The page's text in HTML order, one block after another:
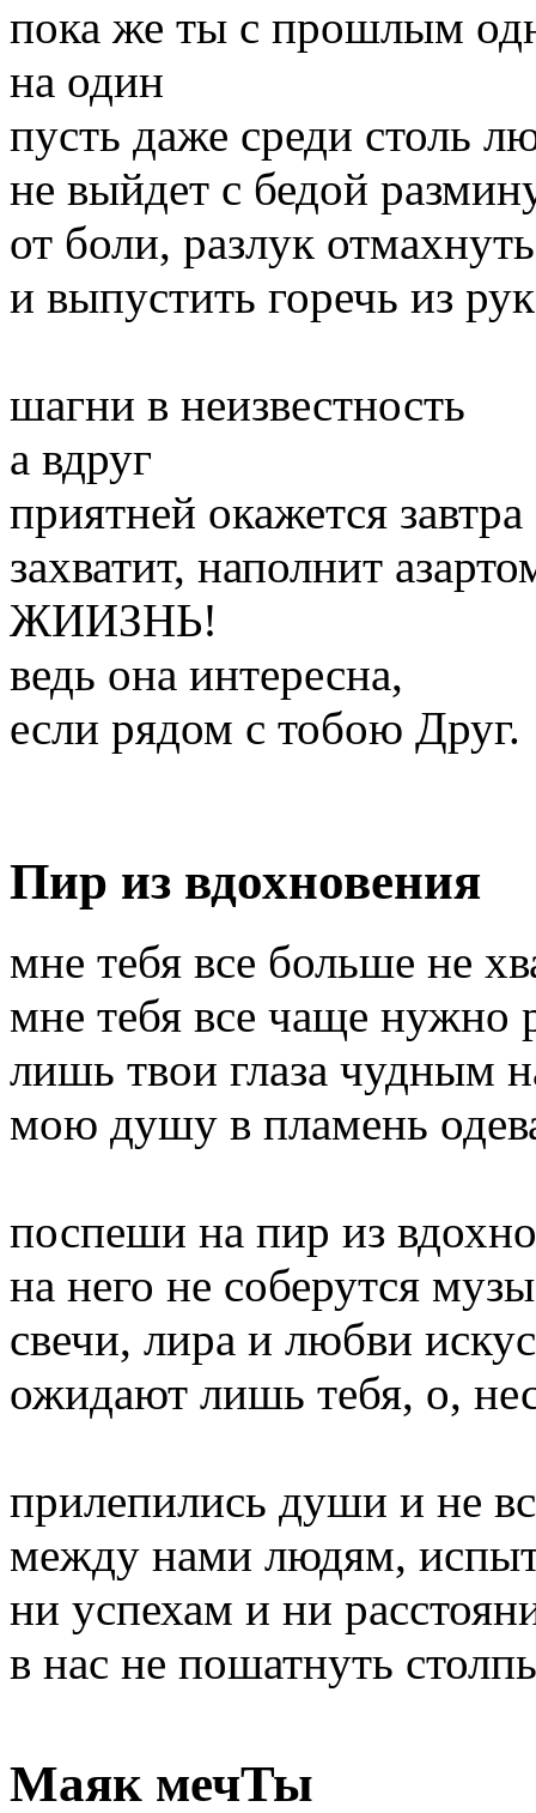
пока же ты с прошлым
на один
пусть даже среди столь
не выйдет с бедой
от боли, разлук
и выпустить горечь из рук
шагни в неизвестность
а вдруг
приятней окажется завтра
захватит, наполнит
ЖИИЗНЬ!
ведь она интересна,
если рядом с тобою Друг.
Пир из вдохновения
мне тебя все больше не
мне тебя все чаще нужно
лишь твои глаза чудным
мою душу в пламень
поспеши на пир из
на него не соберутся музы
свечи, лира и любви
ожидают лишь тебя, о,
прилепились души и не
между нами людям,
ни успехам и ни
в нас не пошатнуть
Маяк мечТы